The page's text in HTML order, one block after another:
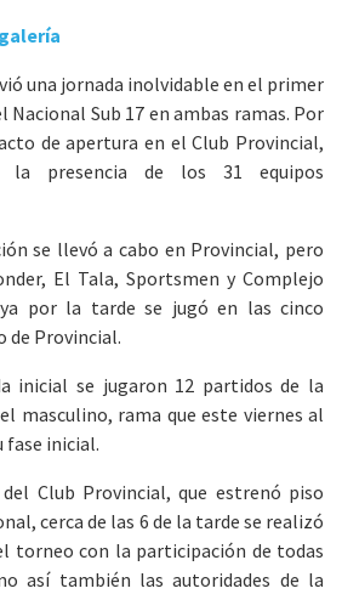
una jornada inolvidable en el primer
Nacional Sub 17 en ambas ramas. Por
de apertura en el Club Provincial,
la presencia de los 31 equipos
se llevó a cabo en Provincial, pero
El Tala, Sportsmen y Complejo
por la tarde se jugó en las cinco
de Provincial.
inicial se jugaron 12 partidos de la
masculino, rama que este viernes al
fase inicial.
Club Provincial, que estrenó piso
cerca de las 6 de la tarde se realizó
torneo con la participación de todas
así también las autoridades de la